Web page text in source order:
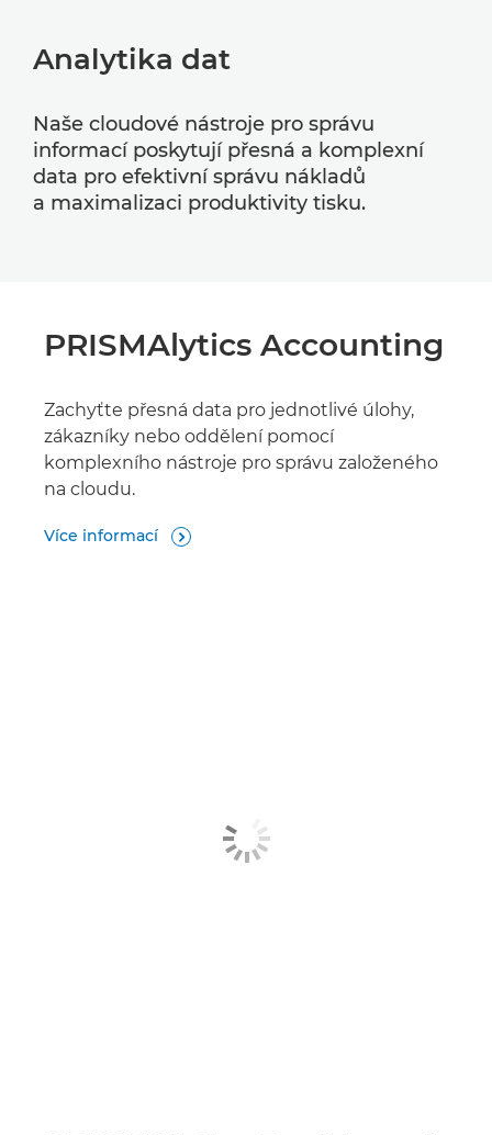
Analytika dat
Naše cloudové nástroje pro správu
informací poskytují přesná a komplexní
data pro efektivní správu nákladů
a maximalizaci produktivity tisku.
PRISMAlytics Accounting
Zachyťte přesná data pro jednotlivé úlohy,
zákazníky nebo oddělení pomocí
komplexního nástroje pro správu založeného
na cloudu.
Více informací 